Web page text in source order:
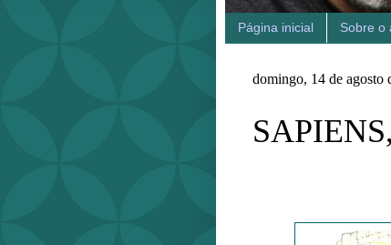
Página inicial Sobre o
domingo, 14 de agosto